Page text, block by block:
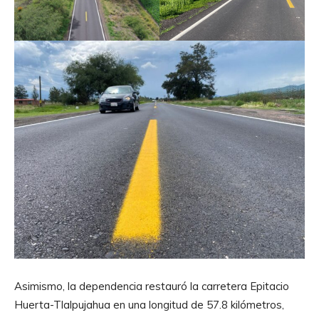
Asimismo, la dependencia restauró la carretera Epitacio
Huerta-Tlalpujahua en una longitud de 57.8 kilómetros,